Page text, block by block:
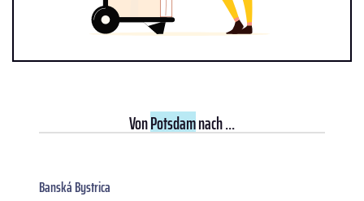
VonPotsdamnach ...
Banská Bystrica